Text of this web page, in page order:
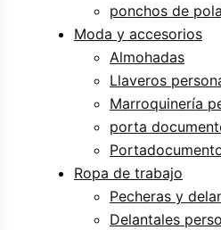
ponchos de
Moda y accesorios
Almohadas
Llaveros
Marroquinería
porta
Ropa de trabajo
Pecheras y
Delantales